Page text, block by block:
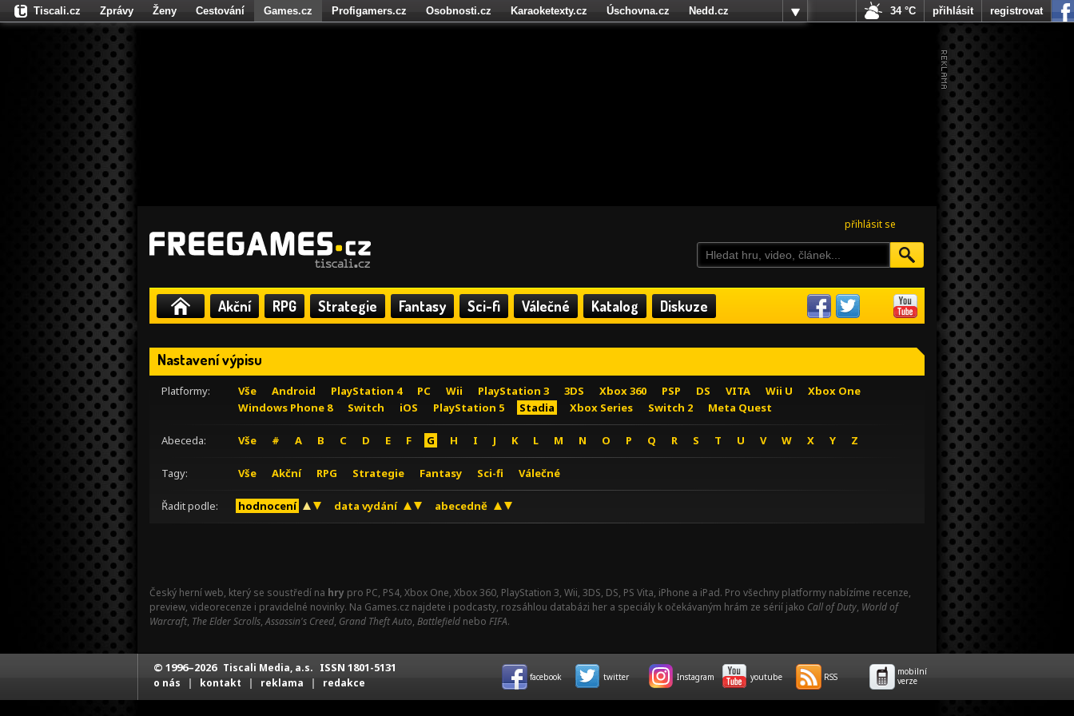
přihlásit se
Akční RPG Strategie Fantasy Sci-fi Válečné Katalog Diskuze
Nastavení výpisu
Platformy: Vše Android PlayStation 4 PC Wii PlayStation 3 3DS Xbox 360 PSP DS VITA Wii U
Xbox One
Windows Phone 8
Switch iOS PlayStation 5 Stadia Xbox Series Switch 2 Meta Quest
Abeceda: Vše # A B C D E F G H I J K L M N O P Q R S T U V W X Y Z
Tagy: Vše Akční RPG Strategie Fantasy Sci-fi Válečné
Řadit podle: hodnocení data vydání abecedně
Český herní web, který se soustředí na hry pro PC, PS4, Xbox One, Xbox 360, PlayStation 3, Wii, 3DS, DS, PS Vita, iPhone a iPad. Pro všechny platformy nabízíme recenze,
preview, videorecenze i pravidelné novinky. Na Games.cz najdete i podcasty, rozsáhlou databázi her a speciály k očekávaným hrám ze sérií jako Call of Duty, World of
Warcraft, The Elder Scrolls,Assassin's Creed, Grand Theft Auto, Battlefield nebo FIFA.
Tiscali.cz Zprávy Ženy Cestování Games.cz Profigamers.cz Osobnosti.cz Karaoketexty.cz Úschovna.cz
Nedd.cz
Fights.cz
34 °C přihlásit registrovat
© 1996–2026 Tiscali Media, a.s. ISSN 1801-5131
o nás | kontakt | reklama | redakce facebook twitter Instagram youtube RSS
mobilní
verze